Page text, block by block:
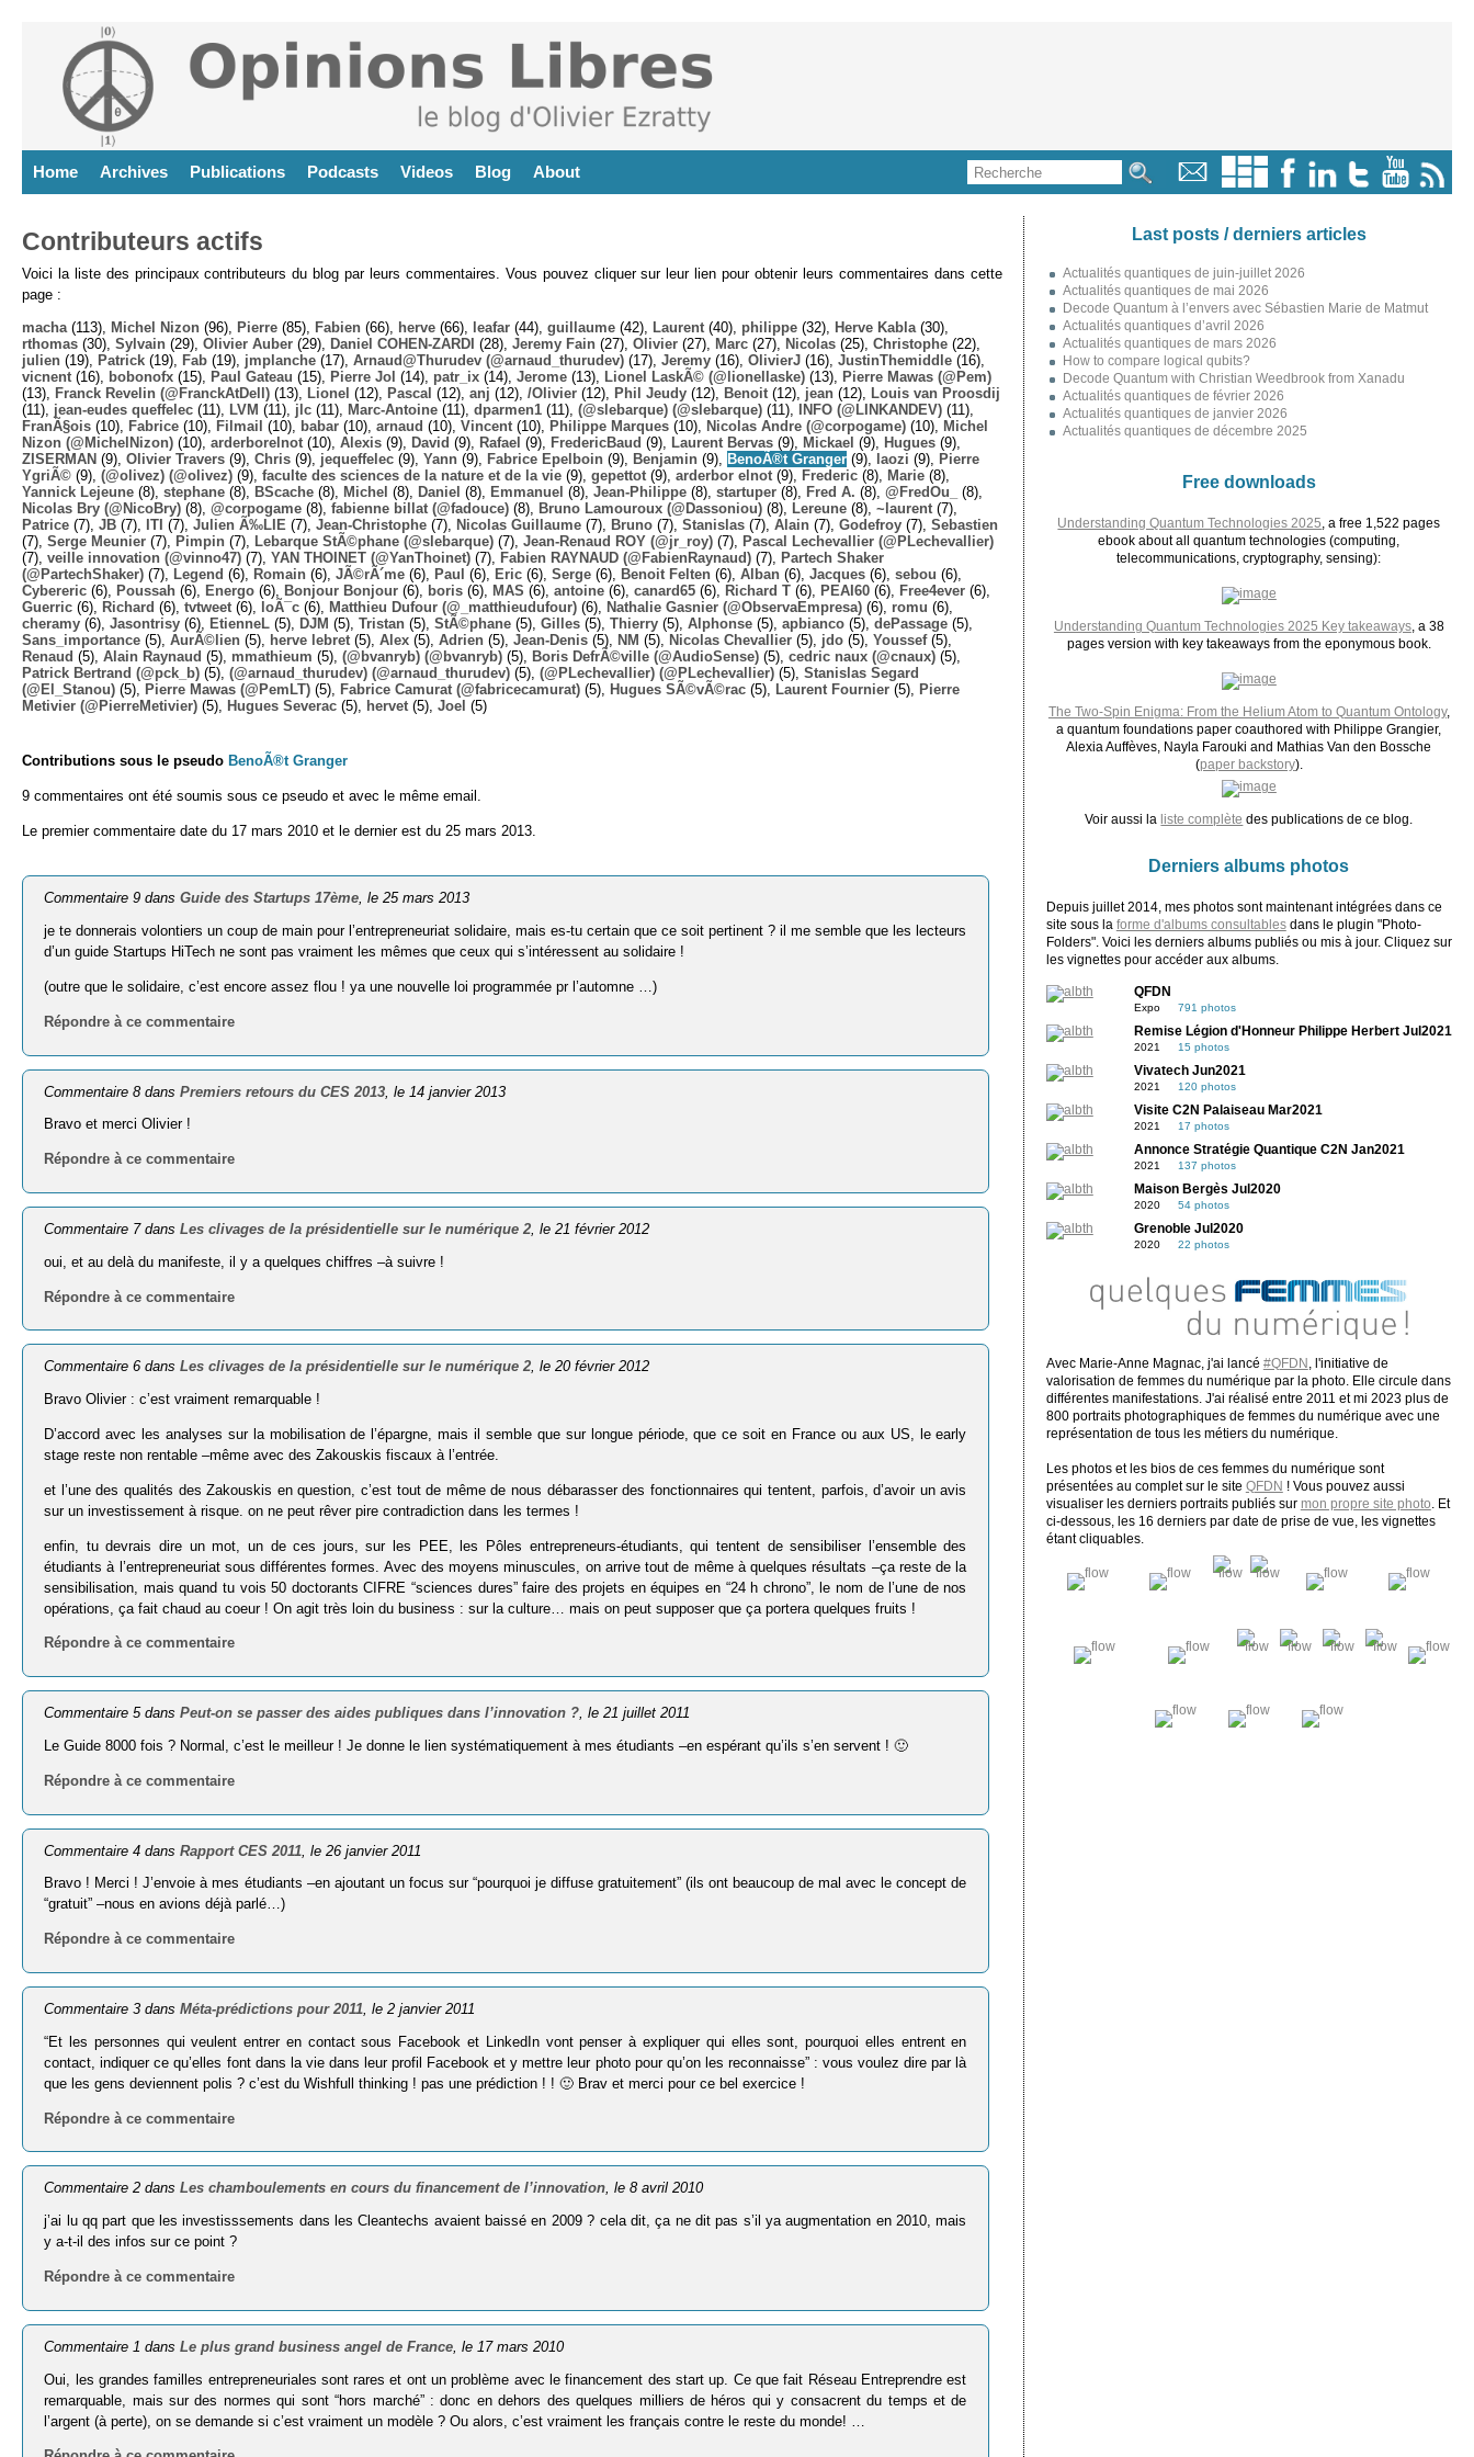
Home Archives Publications Podcasts Videos Blog About
Contributeurs actifs
Voici la liste des principaux contributeurs du blog par leurs commentaires. Vous pouvez cliquer sur leur lien pour obtenir leurs commentaires dans cette
page :
macha (113), Michel Nizon (96), Pierre (85), Fabien (66), herve (66), leafar (44), guillaume (42), Laurent (40), philippe (32), Herve Kabla (30),
rthomas (30), Sylvain (29), Olivier Auber (29), Daniel COHEN-ZARDI (28), Jeremy Fain (27), Olivier (27), Marc (27), Nicolas (25), Christophe (22),
julien (19), Patrick (19), Fab (19), jmplanche (17), Arnaud@Thurudev (@arnaud_thurudev) (17), Jeremy (16), OlivierJ (16), JustinThemiddle (16),
vicnent (16), bobonofx (15), Paul Gateau (15), Pierre Jol (14), patr_ix (14), Jerome (13), Lionel LaskÃ© (@lionellaske) (13),
Pierre Mawas (@Pem)
(13),
Franck Revelin (@FranckAtDell) (13), Lionel (12), Pascal (12), anj (12), /Olivier (12), Phil Jeudy (12), Benoit (12), jean (12),
Louis van Proosdij
(11), jean-eudes queffelec (11), LVM (11), jlc (11), Marc-Antoine (11), dparmen1 (11), (@slebarque) (@slebarque) (11), INFO (@LINKANDEV) (11),
FranÃ§ois (10), Fabrice (10), Filmail (10), babar (10), arnaud (10), Vincent (10), Philippe Marques (10), Nicolas Andre (@corpogame) (10),
Michel
Nizon (@MichelNizon) (10), arderborelnot (10), Alexis (9), David (9), Rafael (9), FredericBaud (9), Laurent Bervas (9), Mickael (9), Hugues (9),
ZISERMAN (9), Olivier Travers (9), Chris (9), jequeffelec (9), Yann (9), Fabrice Epelboin (9), Benjamin (9), BenoÃ®t Granger (9), laozi (9),
Pierre
YgriÃ© (9), (@olivez) (@olivez) (9), faculte des sciences de la nature et de la vie (9), gepettot (9), arderbor elnot (9), Frederic (8), Marie (8),
Yannick Lejeune (8), stephane (8), BScache (8), Michel (8), Daniel (8), Emmanuel (8), Jean-Philippe (8), startuper (8), Fred A. (8), @FredOu_
(8),
Nicolas Bry (@NicoBry) (8), @corpogame (8), fabienne billat (@fadouce) (8), Bruno Lamouroux (@Dassoniou) (8), Lereune (8), ~laurent (7),
Patrice (7), JB (7), ITI (7), Julien Ã‰LIE (7), Jean-Christophe (7), Nicolas Guillaume (7), Bruno (7), Stanislas (7), Alain (7), Godefroy (7), Sebastien
(7), Serge Meunier (7), Pimpin (7), Lebarque StÃ©phane (@slebarque) (7), Jean-Renaud ROY (@jr_roy) (7),
Pascal Lechevallier (@PLechevallier)
(7), veille innovation (@vinno47) (7), YAN THOINET (@YanThoinet) (7), Fabien RAYNAUD (@FabienRaynaud) (7),
Partech Shaker
(@PartechShaker) (7), Legend (6), Romain (6), JÃ©rÃ´me (6), Paul (6), Eric (6), Serge (6), Benoit Felten (6), Alban (6), Jacques (6), sebou (6),
Cybereric (6), Poussah (6), Energo (6), Bonjour Bonjour (6), boris (6), MAS (6), antoine (6), canard65 (6), Richard T (6), PEAI60 (6), Free4ever (6),
Guerric (6), Richard (6), tvtweet (6), loÃ¯c (6), Matthieu Dufour (@_matthieudufour) (6), Nathalie Gasnier (@ObservaEmpresa) (6), romu (6),
cheramy (6), Jasontrisy (6), EtienneL (5), DJM (5), Tristan (5), StÃ©phane (5), Gilles (5), Thierry (5), Alphonse (5), apbianco (5), dePassage (5),
Sans_importance (5), AurÃ©lien (5), herve lebret (5), Alex (5), Adrien (5), Jean-Denis (5), NM (5), Nicolas Chevallier (5), jdo (5), Youssef(5),
Renaud (5), Alain Raynaud (5), mmathieum (5), (@bvanryb) (@bvanryb) (5), Boris DefrÃ©ville (@AudioSense) (5), cedric naux (@cnaux) (5),
Patrick Bertrand (@pck_b) (5), (@arnaud_thurudev) (@arnaud_thurudev) (5), (@PLechevallier) (@PLechevallier) (5), Stanislas Segard
(@El_Stanou) (5), Pierre Mawas (@PemLT) (5), Fabrice Camurat (@fabricecamurat) (5), Hugues SÃ©vÃ©rac (5), Laurent Fournier (5),
Pierre
Metivier (@PierreMetivier) (5), Hugues Severac (5), hervet (5), Joel (5)
Contributions sous le pseudo BenoÃ®t Granger
9 commentaires ont été soumis sous ce pseudo et avec le même email.
Le premier commentaire date du 17 mars 2010 et le dernier est du 25 mars 2013.
Commentaire 9 dansGuide des Startups 17ème, le 25 mars 2013
je te donnerais volontiers un coup de main pour l’entrepreneuriat solidaire, mais es-tu certain que ce soit pertinent ? il me semble que les lecteurs
d’un guide Startups HiTech ne sont pas vraiment les mêmes que ceux qui s’intéressent au solidaire !
(outre que le solidaire, c’est encore assez flou ! ya une nouvelle loi programmée pr l’automne …)
Répondre à ce commentaire
Commentaire 8 dansPremiers retours du CES 2013 , le 14 janvier 2013
Bravo et merci Olivier !
Répondre à ce commentaire
Commentaire 7 dansLes clivages de la présidentielle sur le numérique 2 , le 21 février 2012
oui, et au delà du manifeste, il y a quelques chiffres –à suivre !
Répondre à ce commentaire
Commentaire 6 dansLes clivages de la présidentielle sur le numérique 2, le 20 février 2012
Bravo Olivier : c’est vraiment remarquable !
D’accord avec les analyses sur la mobilisation de l’épargne, mais il semble que sur longue période, que ce soit en France ou aux US, le early
stage reste non rentable –même avec des Zakouskis fiscaux à l’entrée.
et l’une des qualités des Zakouskis en question, c’est tout de même de nous débarasser des fonctionnaires qui tentent, parfois, d’avoir un avis
sur un investissement à risque. on ne peut rêver pire contradiction dans les termes !
enfin, tu devrais dire un mot, un de ces jours, sur les PEE, les Pôles entrepreneurs-étudiants, qui tentent de sensibiliser l’ensemble des
étudiants à l’entrepreneuriat sous différentes formes. Avec des moyens minuscules, on arrive tout de même à quelques résultats –ça reste de la
sensibilisation, mais quand tu vois 50 doctorants CIFRE “sciences dures” faire des projets en équipes en “24 h chrono”, le nom de l’une de nos
opérations, ça fait chaud au coeur ! On agit très loin du business : sur la culture… mais on peut supposer que ça portera quelques fruits !
Répondre à ce commentaire
Commentaire 5 dansPeut-on se passer des aides publiques dans l’innovation ?, le 21 juillet 2011
Le Guide 8000 fois ? Normal, c’est le meilleur ! Je donne le lien systématiquement à mes étudiants –en espérant qu’ils s’en servent ! 🙂
Répondre à ce commentaire
Commentaire 4 dansRapport CES 2011 , le 26 janvier 2011
Bravo ! Merci ! J’envoie à mes étudiants –en ajoutant un focus sur “pourquoi je diffuse gratuitement” (ils ont beaucoup de mal avec le concept de
“gratuit” –nous en avions déjà parlé…)
Répondre à ce commentaire
Commentaire 3 dansMéta-prédictions pour 2011 , le 2 janvier 2011
“Et les per­sonnes qui veulent entrer en contact sous Face­book et Lin­ke­dIn vont pen­ser à expli­quer qui elles sont, pour­quoi elles entrent en
contact, indi­quer ce qu’elles font dans la vie dans leur pro­fil Face­book et y mettre leur photo pour qu’on les recon­naisse” : vous voulez dire par là
que les gens deviennent polis ? c’est du Wishfull thinking ! pas une prédiction ! ! 🙂 Brav et merci pour ce bel exercice !
Répondre à ce commentaire
Commentaire 2 dansLes chamboulements en cours du financement de l’innovation, le 8 avril 2010
j’ai lu qq part que les investisssements dans les Cleantechs avaient baissé en 2009 ? cela dit, ça ne dit pas s’il ya augmentation en 2010, mais
y a-t-il des infos sur ce point ?
Répondre à ce commentaire
Commentaire 1 dansLe plus grand business angel de France , le 17 mars 2010
Oui, les grandes familles entrepreneuriales sont rares et ont un problème avec le financement des start up. Ce que fait Réseau Entreprendre est
remarquable, mais sur des normes qui sont “hors marché” : donc en dehors des quelques milliers de héros qui y consacrent du temps et de
l’argent (à perte), on se demande si c’est vraiment un modèle ? Ou alors, c’est vraiment les français contre le reste du monde! …
Last posts / derniers articles
Actualités quantiques de juin-juillet 2026
Actualités quantiques de mai 2026
Decode Quantum à l’envers avec Sébastien Marie de Matmut
Actualités quantiques d’avril 2026
Actualités quantiques de mars 2026
How to compare logical qubits?
Decode Quantum with Christian Weedbrook from Xanadu
Actualités quantiques de février 2026
Actualités quantiques de janvier 2026
Actualités quantiques de décembre 2025
Free downloads
Understanding Quantum Technologies 2025 , a free 1,522 pages
ebook about all quantum technologies (computing,
telecommunications, cryptography, sensing):
Understanding Quantum Technologies 2025 Key takeaways, a 38
pages version with key takeaways from the eponymous book.
The Two-Spin Enigma: From the Helium Atom to Quantum Ontology,
a quantum foundations paper coauthored with Philippe Grangier,
Alexia Auffèves, Nayla Farouki and Mathias Van den Bossche
(paper backstory).
Voir aussi la liste complète des publications de ce blog.
Derniers albums photos
Depuis juillet 2014, mes photos sont maintenant intégrées dans ce
site sous la forme d'albums consultablesdans le plugin "Photo-
Folders". Voici les derniers albums publiés ou mis à jour. Cliquez sur
les vignettes pour accéder aux albums.
QFDN
Expo 791 photos
Remise Légion d'Honneur Philippe Herbert Jul2021
2021 15 photos
Vivatech Jun2021
2021 120 photos
Visite C2N Palaiseau Mar2021
2021 17 photos
Annonce Stratégie Quantique C2N Jan2021
2021 137 photos
Maison Bergès Jul2020
2020 54 photos
Grenoble Jul2020
2020 22 photos
Avec Marie-Anne Magnac, j'ai lancé #QFDN
, l'initiative de
valorisation de femmes du numérique par la photo. Elle circule dans
différentes manifestations. J'ai réalisé entre 2011 et mi 2023 plus de
800 portraits photographiques de femmes du numérique avec une
représentation de tous les métiers du numérique.
Les photos et les bios de ces femmes du numérique sont
présentées au complet sur le site QFDN ! Vous pouvez aussi
visualiser les derniers portraits publiés sur mon propre site photo . Et
ci-dessous, les 16 derniers par date de prise de vue, les vignettes
étant cliquables.